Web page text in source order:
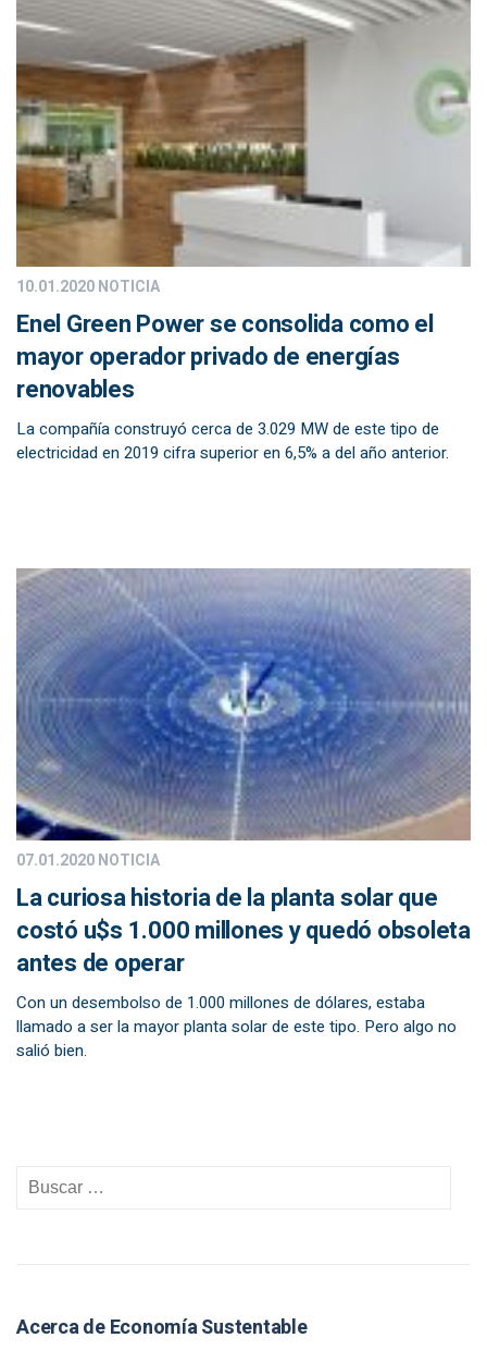
10.01.2020NOTICIA
Enel Green Power se consolida como el
mayor operador privado de energías
renovables
La compañía construyó cerca de 3.029 MW de este tipo de
electricidad en 2019 cifra superior en 6,5% a del año anterior.
07.01.2020NOTICIA
La curiosa historia de la planta solar que
costó u$s 1.000 millones y quedó obsoleta
antes de operar
Con un desembolso de 1.000 millones de dólares, estaba
llamado a ser la mayor planta solar de este tipo. Pero algo no
salió bien.
Acerca de Economía Sustentable